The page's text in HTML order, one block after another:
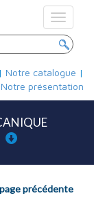
Toggle
| Notre catalogue |
Notre présentation
précédente